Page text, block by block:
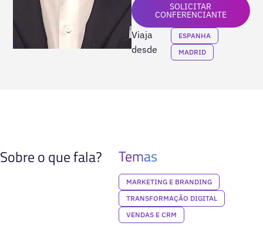
SOLICITAR
CONFERENCIANTE
Viaja
desde
ESPANHA
MADRID
Sobre o que fala? Temas
MARKETING E BRANDING
TRANSFORMAÇÃO DIGITAL
VENDAS E CRM